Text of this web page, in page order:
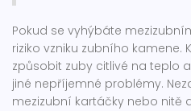
Pokud se vyhýbáte
riziko vzniku zubního kamene.
způsobit zuby citlivé na teplo
jiné nepříjemné problémy.
mezizubní kartáčky nebo nitě